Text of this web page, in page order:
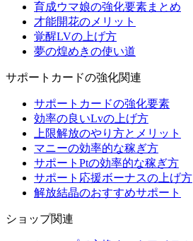
育成ウマ娘の強化要素まとめ
才能開花のメリット
覚醒LVの上げ方
夢の煌めきの使い道
サポートカードの強化関連
サポートカードの強化要素
効率の良いLvの上げ方
上限解放のやり方とメリット
マニーの効率的な稼ぎ方
サポートPtの効率的な稼ぎ方
サポート応援ボーナスの上げ方
解放結晶のおすすめサポート
ショップ関連